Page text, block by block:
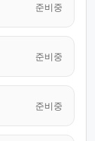
준비중
준비중
준비중